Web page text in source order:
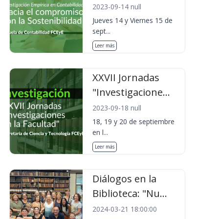
2023-09-14 null
Jueves 14 y Viernes 15 de
sept...
Leer más
XXVII Jornadas
"Investigacione...
2023-09-18 null
18, 19 y 20 de septiembre
en l...
Leer más
Diálogos en la
Biblioteca: "Nu...
2024-03-21 18:00:00